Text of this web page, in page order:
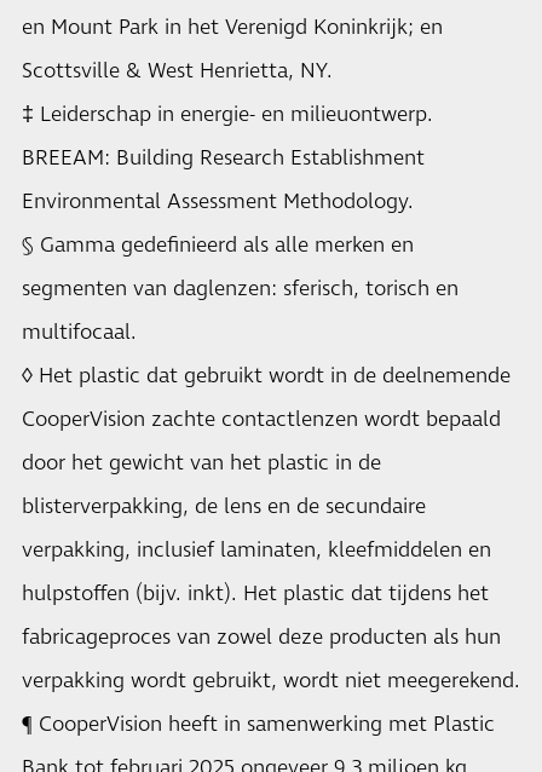
en Mount Park in het Verenigd Koninkrijk; en
Scottsville & West Henrietta, NY.
‡ Leiderschap in energie- en milieuontwerp.
BREEAM: Building Research Establishment
Environmental Assessment Methodology.
§ Gamma gedefinieerd als alle merken en
segmenten van daglenzen: sferisch, torisch en
multifocaal.
◊ Het plastic dat gebruikt wordt in de deelnemende
CooperVision zachte contactlenzen wordt bepaald
door het gewicht van het plastic in de
blisterverpakking, de lens en de secundaire
verpakking, inclusief laminaten, kleefmiddelen en
hulpstoffen (bijv. inkt). Het plastic dat tijdens het
fabricageproces van zowel deze producten als hun
verpakking wordt gebruikt, wordt niet meegerekend.
¶ CooperVision heeft in samenwerking met Plastic